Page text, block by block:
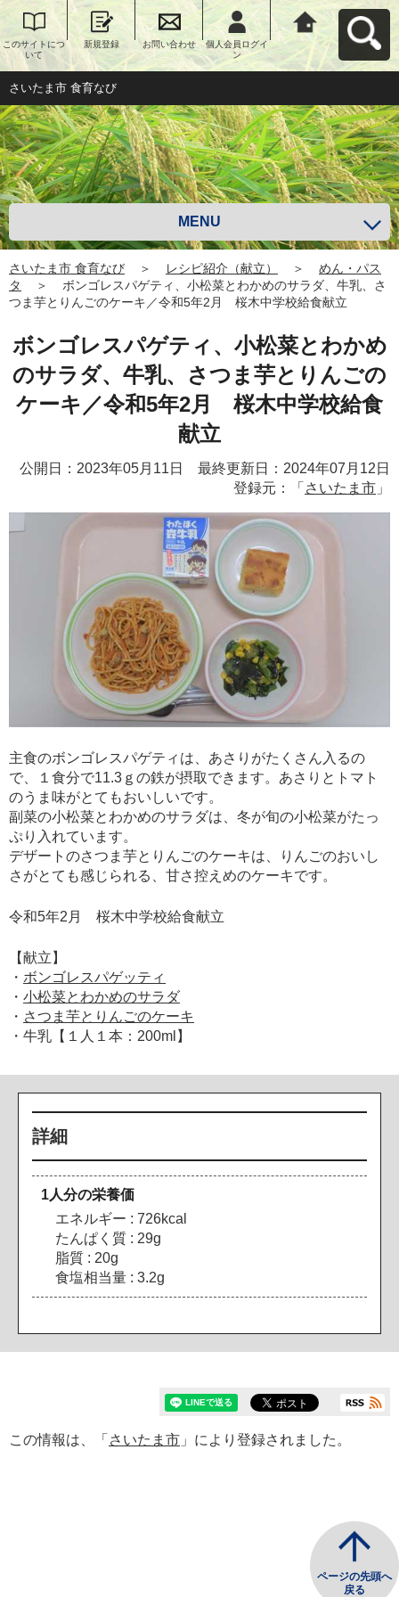
このサイトにつ
いて
新規登録 お問い合わせ
個人会員ログイ
ン
さいたま市 食育
なびへ戻る
さいたま市 食育なび
MENU
さいたま市 食育なび ＞ レシピ紹介（献立） ＞
めん・パス
タ
＞
ボンゴレスパゲティ、小松菜とわかめのサラダ、牛乳、さ
つま芋とりんごのケーキ／令和5年2月 桜木中学校給食献立
ボンゴレスパゲティ、小松菜とわかめ
のサラダ、牛乳、さつま芋とりんごの
ケーキ／令和5年2月 桜木中学校給食
献立
公開日：2023年05月11日 最終更新日：2024年07月12日
登録元：「 さいたま市 」
主食のボンゴレスパゲティは、あさりがたくさん入るの
で、１食分で11.3ｇの鉄が摂取できます。あさりとトマト
のうま味がとてもおいしいです。
副菜の小松菜とわかめのサラダは、冬が旬の小松菜がたっ
ぷり入れています。
デザートのさつま芋とりんごのケーキは、りんごのおいし
さがとても感じられる、甘さ控えめのケーキです。
令和5年2月 桜木中学校給食献立
【献立】
・ ボンゴレスパゲッティ
・ 小松菜とわかめのサラダ
・ さつま芋とりんごのケーキ
・牛乳【１人１本：200ml】
詳細
1人分の栄養価
エネルギー : 726kcal
たんぱく質 : 29g
脂質 : 20g
食塩相当量 : 3.2g
この情報は、「 さいたま市 」により登録されました。
ページの先頭へ
戻る